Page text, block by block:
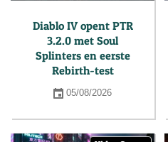
Diablo IV opent PTR
3.2.0 met Soul
Splinters en eerste
Rebirth-test
05/08/2026